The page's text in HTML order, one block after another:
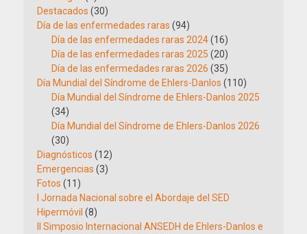
Destacados (30)
Día de las enfermedades raras (94)
Día de las enfermedades raras 2024(16)
Día de las enfermedades raras 2025 (20)
Día de las enfermedades raras 2026 (35)
Día Mundial del Síndrome de Ehlers-Danlos (110)
Día Mundial del Síndrome de Ehlers-Danlos 2025
(34)
Día Mundial del Síndrome de Ehlers-Danlos 2026
(30)
Diagnósticos (12)
Emergencias (3)
Fotos (11)
I Jornada Nacional sobre el Abordaje del SED
Hipermóvil (8)
II Simposio Internacional ANSEDH de Ehlers-Danlos e